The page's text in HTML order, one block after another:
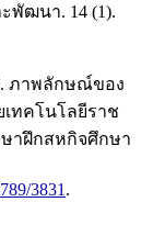
พัฒนา. 14 (1).
ภาพลักษณ์ของ
ทคโนโลยีราช
าฝึกสหกิจศึกษา
3831.